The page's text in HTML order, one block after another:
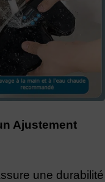
Ajustement
une durabilité